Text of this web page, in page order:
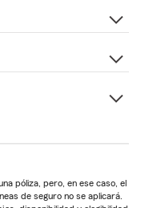
póliza, pero, en ese caso, el
de seguro no se aplicará.